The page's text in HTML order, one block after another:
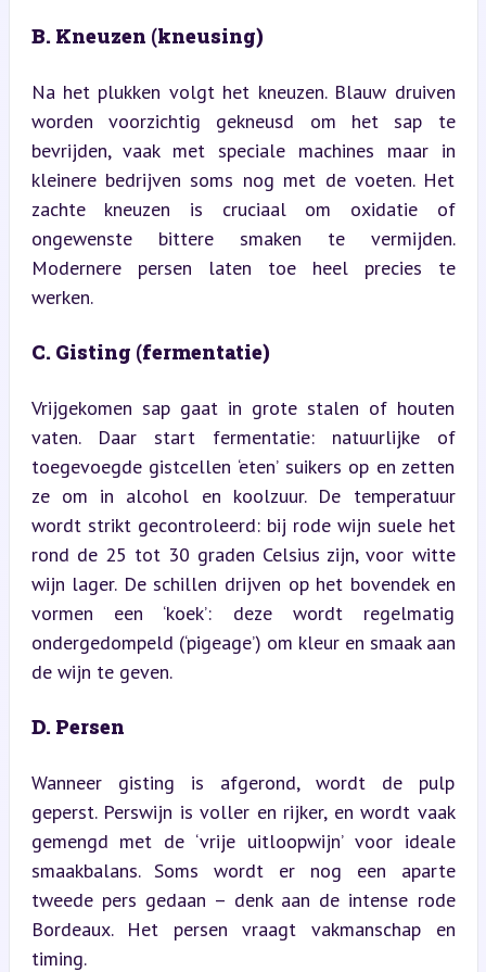
B. Kneuzen (kneusing)
Na het plukken volgt het kneuzen. Blauw druiven
worden voorzichtig gekneusd om het sap te
bevrijden, vaak met speciale machines maar in
kleinere bedrijven soms nog met de voeten. Het
zachte kneuzen is cruciaal om oxidatie of
ongewenste bittere smaken te vermijden.
Modernere persen laten toe heel precies te
werken.
C. Gisting (fermentatie)
Vrijgekomen sap gaat in grote stalen of houten
vaten. Daar start fermentatie: natuurlijke of
toegevoegde gistcellen ‘eten’ suikers op en zetten
ze om in alcohol en koolzuur. De temperatuur
wordt strikt gecontroleerd: bij rode wijn suele het
rond de 25 tot 30 graden Celsius zijn, voor witte
wijn lager. De schillen drijven op het bovendek en
vormen een ‘koek’: deze wordt regelmatig
ondergedompeld (‘pigeage’) om kleur en smaak aan
de wijn te geven.
D. Persen
Wanneer gisting is afgerond, wordt de pulp
geperst. Perswijn is voller en rijker, en wordt vaak
gemengd met de ‘vrije uitloopwijn’ voor ideale
smaakbalans. Soms wordt er nog een aparte
tweede pers gedaan – denk aan de intense rode
Bordeaux. Het persen vraagt vakmanschap en
timing.